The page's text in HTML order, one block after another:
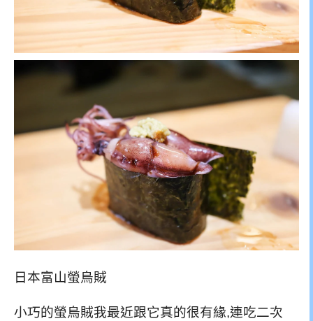
日本富山螢烏賊
小巧的螢烏賊我最近跟它真的很有緣,連吃二次